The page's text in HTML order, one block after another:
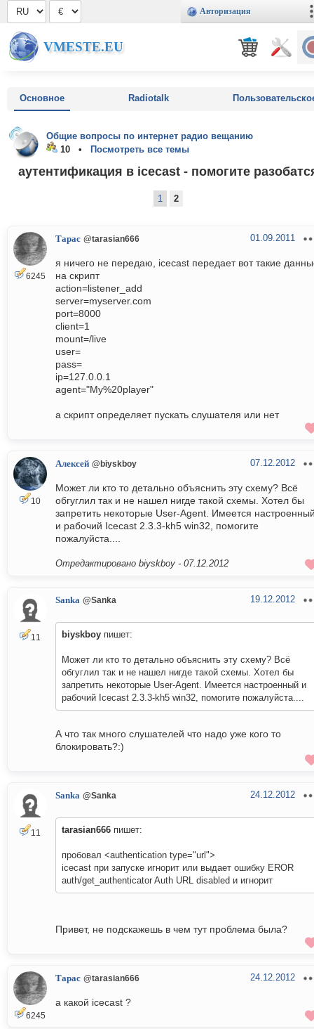
Авторизация
VMESTE.EU
Основное Radiotalk
Общие вопросы по интернет радио вещанию
10 •
Посмотреть все темы
аутентификация в icecast - помогите
1 2
6245
Тарас @tarasian666 01.09.2011
я ничего не передаю, icecast передает вот такие
на скрипт
action=listener_add
server=myserver.com
port=8000
client=1
mount=/live
user=
pass=
ip=127.0.0.1
agent="My%20player"
а скрипт определяет пускать слушателя или нет
10
Алексей @biyskboy 07.12.2012
Может ли кто то детально объяснить эту схему? Всё
обгуглил так и не нашел нигде такой схемы. Хотел бы
запретить некоторые User-Agent. Имеется
и рабочий Icecast 2.3.3-kh5 win32, помогите
пожалуйста....
Отредактировано biyskboy - 07.12.2012
11
Sanka @Sanka 19.12.2012
biyskboy пишет:
Может ли кто то детально объяснить эту схему? Всё
обгуглил так и не нашел нигде такой схемы. Хотел бы
запретить некоторые User-Agent. Имеется настроенный и
рабочий Icecast 2.3.3-kh5 win32, помогите пожалуйста....
А что так много слушателей что надо уже кого то
блокировать?:)
11
Sanka @Sanka 24.12.2012
tarasian666 пишет:
пробовал <authentication type="url">
icecast при запуске игнорит или выдает ошибку EROR
auth/get_authenticator Auth URL disabled и игнорит
Привет, не подскажешь в чем тут проблема была?
6245
Тарас @tarasian666 24.12.2012
а какой icecast ?